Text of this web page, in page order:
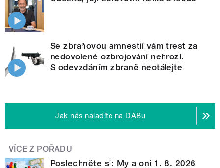
Se zbraňovou amnestií vám trest za
nedovolené ozbrojování nehrozí.
S odevzdáním zbraně neotálejte
Jak nás naladíte na DABu
VÍCE Z POŘADU
Poslechněte si: My a oni 1. 8. 2026